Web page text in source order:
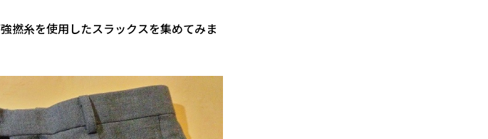
撚糸を使用したスラックスを集めてみま